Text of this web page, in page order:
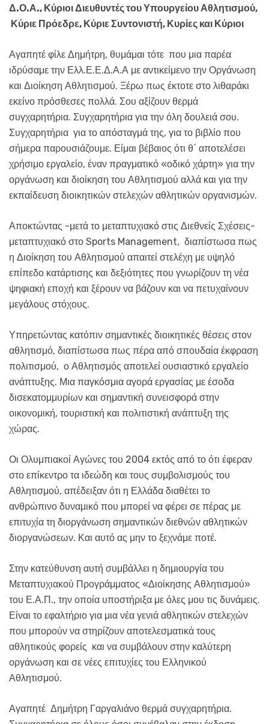
Δ.Ο.Α., Κύριοι Διευθυντές του Υπουργείου Αθλητισμού,
Κύριε Πρόεδρε, Κύριε Συντονιστή, Κυρίες και Κύριοι
Αγαπητέ φίλε Δημήτρη, θυμάμαι τότε που μια παρέα
ιδρύσαμε την Ελλ.Ε.Ε.Δ.Α.Α με αντικείμενο την Οργάνωση
και Διοίκηση Αθλητισμού. Ξέρω πως έκτοτε στο λιθαράκι
εκείνο πρόσθεσες πολλά. Σου αξίζουν θερμά
συγχαρητήρια. Συγχαρητήρια για την όλη δουλειά σου.
Συγχαρητήρια για το απόσταγμά της, για το βιβλίο που
σήμερα παρουσιάζουμε. Είμαι βέβαιος ότι θ΄ αποτελέσει
χρήσιμο εργαλείο, έναν πραγματικό «οδικό χάρτη» για την
οργάνωση και διοίκηση του Αθλητισμού αλλά και για την
εκπαίδευση διοικητικών στελεχών αθλητικών οργανισμών.
Αποκτώντας -μετά το μεταπτυχιακό στις Διεθνείς Σχέσεις-
μεταπτυχιακό στο Sports Management, διαπίστωσα πως
η Διοίκηση του Αθλητισμού απαιτεί στελέχη με υψηλό
επίπεδο κατάρτισης και δεξιότητες που γνωρίζουν τη νέα
ψηφιακή εποχή και ξέρουν να βάζουν και να πετυχαίνουν
μεγάλους στόχους.
Υπηρετώντας κατόπιν σημαντικές διοικητικές θέσεις στον
αθλητισμό, διαπίστωσα πως πέρα από σπουδαία έκφραση
πολιτισμού, ο Αθλητισμός αποτελεί ουσιαστικό εργαλείο
ανάπτυξης. Μια παγκόσμια αγορά εργασίας με έσοδα
δισεκατομμυρίων και σημαντική συνεισφορά στην
οικονομική, τουριστική και πολιτιστική ανάπτυξη της
χώρας.
Οι Ολυμπιακοί Αγώνες του 2004 εκτός από το ότι έφεραν
στο επίκεντρο τα ιδεώδη και τους συμβολισμούς του
Αθλητισμού, απέδειξαν ότι η Ελλάδα διαθέτει το
ανθρώπινο δυναμικό που μπορεί να φέρει σε πέρας με
επιτυχία τη διοργάνωση σημαντικών διεθνών αθλητικών
διοργανώσεων. Και αυτό ας μην το ξεχνάμε ποτέ.
Στην κατεύθυνση αυτή συμβάλλει η δημιουργία του
Μεταπτυχιακού Προγράμματος «Διοίκησης Αθλητισμού»
του Ε.Α.Π., την οποία υποστήριξα με όλες μου τις δυνάμεις.
Είναι το εφαλτήριο για μια νέα γενιά αθλητικών στελεχών
που μπορούν να στηρίζουν αποτελεσματικά τους
αθλητικούς φορείς και να συμβάλουν στην καλύτερη
οργάνωση και σε νέες επιτυχίες του Ελληνικού
Αθλητισμού.
Αγαπητέ Δημήτρη Γαργαλιάνο θερμά συγχαρητήρια.